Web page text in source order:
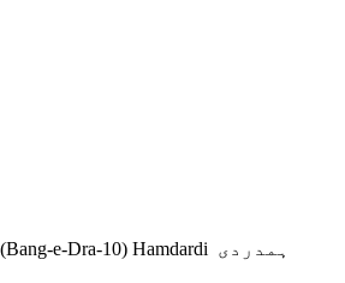
(Bang-e-Dra-10) Hamdardi ہمدردی